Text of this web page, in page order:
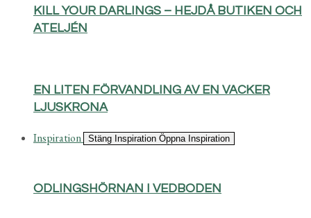
KILL YOUR DARLINGS – HEJDÅ BUTIKEN OCH
ATELJÉN
EN LITEN FÖRVANDLING AV EN VACKER
LJUSKRONA
Inspiration Stäng Inspiration Öppna Inspiration
ODLINGSHÖRNAN I VEDBODEN